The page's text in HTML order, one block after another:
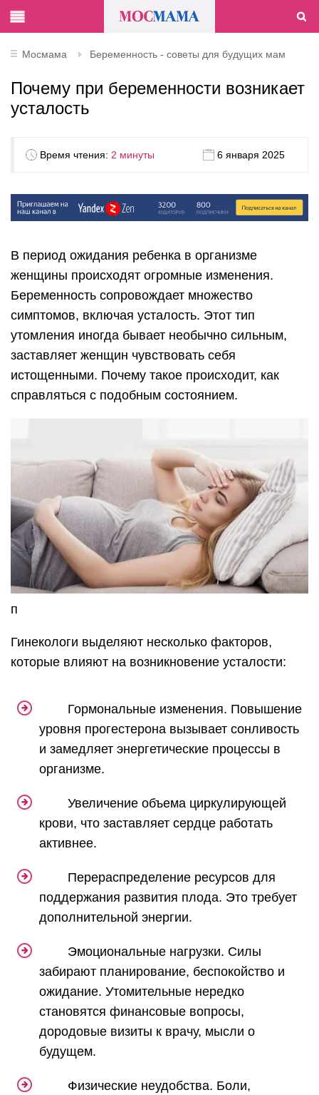
Мосмама Беременность - советы для будущих мам
Почему при беременности возникает
усталость
Время чтения: 2 минуты 6 января 2025
В период ожидания ребенка в организме
женщины происходят огромные изменения.
Беременность сопровождает множество
симптомов, включая усталость. Этот тип
утомления иногда бывает необычно сильным,
заставляет женщин чувствовать себя
истощенными. Почему такое происходит, как
справляться с подобным состоянием.
п
Гинекологи выделяют несколько факторов,
которые влияют на возникновение усталости:
Гормональные изменения. Повышение
уровня прогестерона вызывает сонливость
и замедляет энергетические процессы в
организме.
Увеличение объема циркулирующей
крови, что заставляет сердце работать
активнее.
Перераспределение ресурсов для
поддержания развития плода. Это требует
дополнительной энергии.
Эмоциональные нагрузки. Силы
забирают планирование, беспокойство и
ожидание. Утомительные нередко
становятся финансовые вопросы,
дородовые визиты к врачу, мысли о
будущем.
Физические неудобства. Боли,